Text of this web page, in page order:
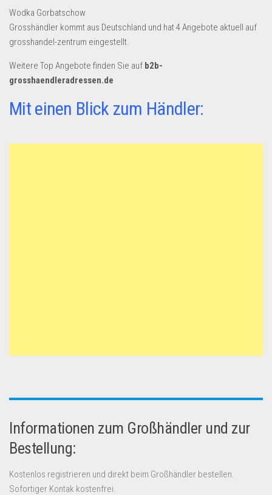
Wodka Gorbatschow
Grosshändler kommt aus Deutschland und hat 4 Angebote aktuell auf
grosshandel-zentrum eingestellt.
Weitere Top Angebote finden Sie auf b2b-
grosshaendleradressen.de
Mit einen Blick zum Händler:
Informationen zum Großhändler und zur
Bestellung:
Kostenlos registrieren und direkt beim Großhändler bestellen.
Sofortiger Kontak kostenfrei.